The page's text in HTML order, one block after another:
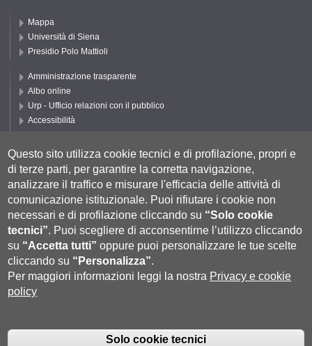
Mappa
Università di Siena
Presidio Polo Mattioli
Amministrazione trasparente
Albo online
Urp - Ufficio relazioni con il pubblico
Accessibilità
Cookie settings
Segui UNISI
Questo sito utilizza cookie tecnici e di profilazione, propri e
di terze parti, per garantire la corretta navigazione,
analizzare il traffico e misurare l'efficacia delle attività di
comunicazione istituzionale. Puoi rifiutare i cookie non
necessari e di profilazione cliccando su “Solo cookie
tecnici”. Puoi scegliere di acconsentirne l’utilizzo cliccando
su “Accetta tutti” oppure puoi personalizzare le tue scelte
cliccando su “Personalizza”.
Per maggiori informazioni leggi la nostra Privacy e cookie
policy
Solo cookie tecnici